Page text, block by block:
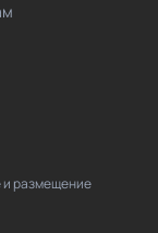
и размещение